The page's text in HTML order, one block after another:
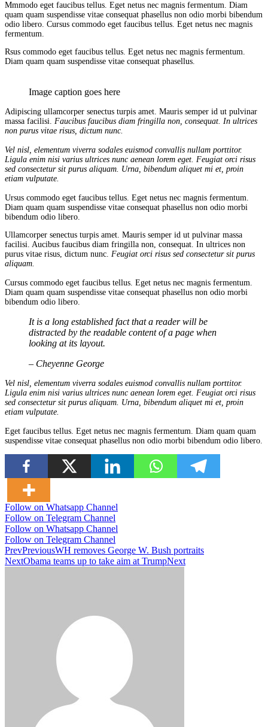
Mmmodo eget faucibus tellus. Eget netus nec magnis fermentum. Diam
quam quam suspendisse vitae consequat phasellus non odio morbi bibendum
odio libero. Cursus commodo eget faucibus tellus. Eget netus nec magnis
fermentum.
Rsus commodo eget faucibus tellus. Eget netus nec magnis fermentum.
Diam quam quam suspendisse vitae consequat phasellus.
Image caption goes here
Adipiscing ullamcorper senectus turpis amet. Mauris semper id ut pulvinar
massa facilisi. Faucibus faucibus diam fringilla non, consequat. In ultrices
non purus vitae risus, dictum nunc.
Vel nisl, elementum viverra sodales euismod convallis nullam porttitor.
Ligula enim nisi varius ultrices nunc aenean lorem eget. Feugiat orci risus
sed consectetur sit purus aliquam. Urna, bibendum aliquet mi et, proin
etiam vulputate.
Ursus commodo eget faucibus tellus. Eget netus nec magnis fermentum.
Diam quam quam suspendisse vitae consequat phasellus non odio morbi
bibendum odio libero.
Ullamcorper senectus turpis amet. Mauris semper id ut pulvinar massa
facilisi. Aucibus faucibus diam fringilla non, consequat. In ultrices non
purus vitae risus, dictum nunc. Feugiat orci risus sed consectetur sit purus
aliquam.
Cursus commodo eget faucibus tellus. Eget netus nec magnis fermentum.
Diam quam quam suspendisse vitae consequat phasellus non odio morbi
bibendum odio libero.
It is a long established fact that a reader will be
distracted by the readable content of a page when
looking at its layout.
– Cheyenne George
Vel nisl, elementum viverra sodales euismod convallis nullam porttitor.
Ligula enim nisi varius ultrices nunc aenean lorem eget. Feugiat orci risus
sed consectetur sit purus aliquam. Urna, bibendum aliquet mi et, proin
etiam vulputate.
Eget faucibus tellus. Eget netus nec magnis fermentum. Diam quam quam
suspendisse vitae consequat phasellus non odio morbi bibendum odio libero.
Follow on Whatsapp Channel
Follow on Telegram Channel
Follow on Whatsapp Channel
Follow on Telegram Channel
PrevPreviousWH removes George W. Bush portraits
NextObama teams up to take aim at TrumpNext